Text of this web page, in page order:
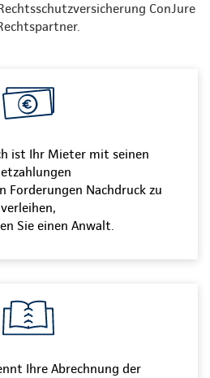
ConJure
ist Ihr Mieter mit seinen
Forderungen Nachdruck zu
verleihen,
Sie einen Anwalt.
Ihre Abrechnung der